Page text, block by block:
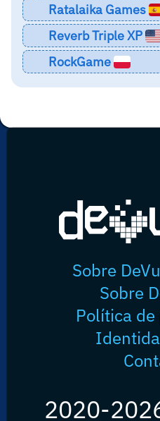
Ratalaika Games
Reverb Triple XP
RockGame
Sobre
Sobre
Política
2020-